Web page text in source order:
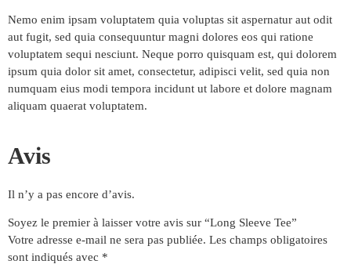
Nemo enim ipsam voluptatem quia voluptas sit aspernatur aut odit
aut fugit, sed quia consequuntur magni dolores eos qui ratione
voluptatem sequi nesciunt. Neque porro quisquam est, qui dolorem
ipsum quia dolor sit amet, consectetur, adipisci velit, sed quia non
numquam eius modi tempora incidunt ut labore et dolore magnam
aliquam quaerat voluptatem.
Avis
Il n’y a pas encore d’avis.
Soyez le premier à laisser votre avis sur “Long Sleeve Tee”
Votre adresse e-mail ne sera pas publiée. Les champs obligatoires
sont indiqués avec *